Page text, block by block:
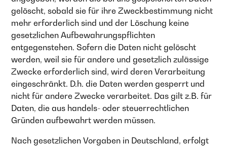
gelöscht, sobald sie für ihre Zweckbestimmung nicht
mehr erforderlich sind und der Löschung keine
gesetzlichen Aufbewahrungspflichten
entgegenstehen. Sofern die Daten nicht gelöscht
werden, weil sie für andere und gesetzlich zulässige
Zwecke erforderlich sind, wird deren Verarbeitung
eingeschränkt. D.h. die Daten werden gesperrt und
nicht für andere Zwecke verarbeitet. Das gilt z.B. für
Daten, die aus handels- oder steuerrechtlichen
Gründen aufbewahrt werden müssen.
Nach gesetzlichen Vorgaben in Deutschland, erfolgt